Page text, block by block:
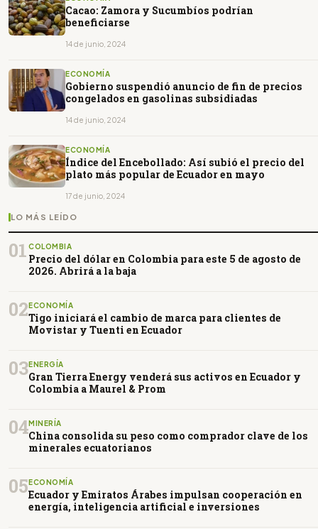
Cacao: Zamora y Sucumbíos podrían
beneficiarse
14 de junio, 2024
ECONOMÍA
Gobierno suspendió anuncio de fin de precios
congelados en gasolinas subsidiadas
14 de junio, 2024
ECONOMÍA
Índice del Encebollado: Así subió el precio del
plato más popular de Ecuador en mayo
17 de junio, 2024
LO MÁS LEÍDO
01 COLOMBIA
Precio del dólar en Colombia para este 5 de agosto de
2026. Abrirá a la baja
02ECONOMÍA
Tigo iniciará el cambio de marca para clientes de
Movistar y Tuenti en Ecuador
03ENERGÍA
Gran Tierra Energy venderá sus activos en Ecuador y
Colombia a Maurel & Prom
04MINERÍA
China consolida su peso como comprador clave de los
minerales ecuatorianos
05ECONOMÍA
Ecuador y Emiratos Árabes impulsan cooperación en
energía, inteligencia artificial e inversiones